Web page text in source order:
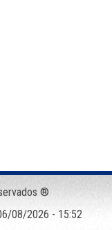
®
08/2026 - 15:52